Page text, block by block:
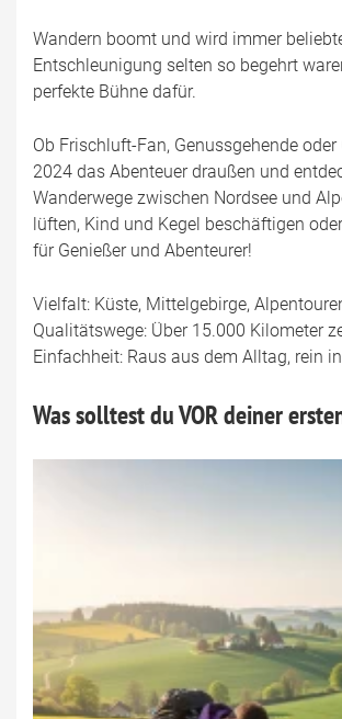
Wandern boomt und wird immer
Entschleunigung selten so begehrt
perfekte Bühne dafür.
Ob Frischluft-Fan, Genussgehende
2024 das Abenteuer draußen und
Wanderwege zwischen Nordsee und
lüften, Kind und Kegel beschäftigen
für Genießer und Abenteurer!
Vielfalt: Küste, Mittelgebirge,
Qualitätswege: Über 15.000 Kilometer
Einfachheit: Raus aus dem Alltag, rein
Was solltest du VOR deiner